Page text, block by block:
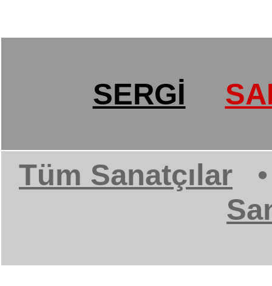
SERGİ
Tüm Sanatçılar